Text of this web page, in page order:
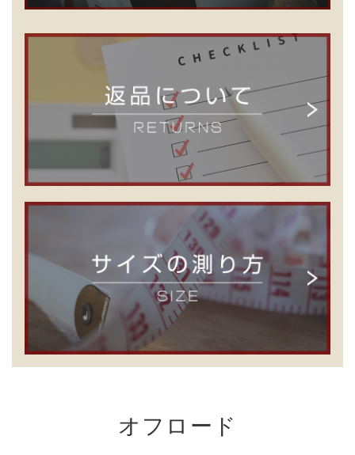
オフロード